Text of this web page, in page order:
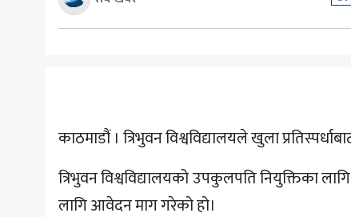
काठमाडौं । त्रिभुवन विश्वविद्यालयले खुला
त्रिभुवन विश्वविद्यालयको उपकुलपति नियुक्तिका
लागि आवेदन माग गरेको हो।